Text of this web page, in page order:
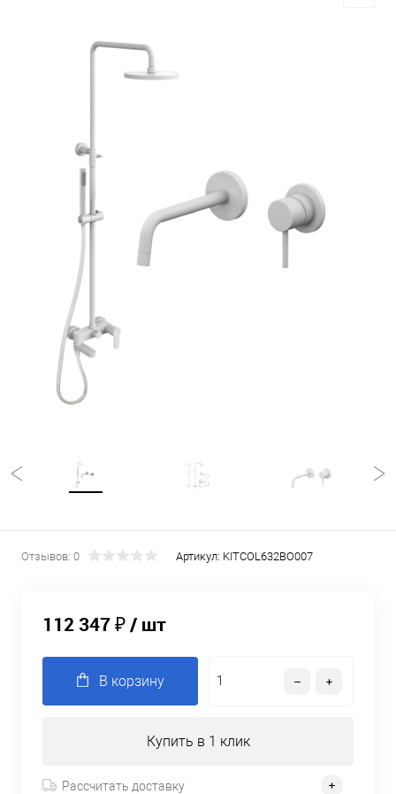
Отзывов: 0 Артикул: KITCOL632BO007
112 347 ₽/ шт
В корзину
Купить в 1 клик
Рассчитать доставку